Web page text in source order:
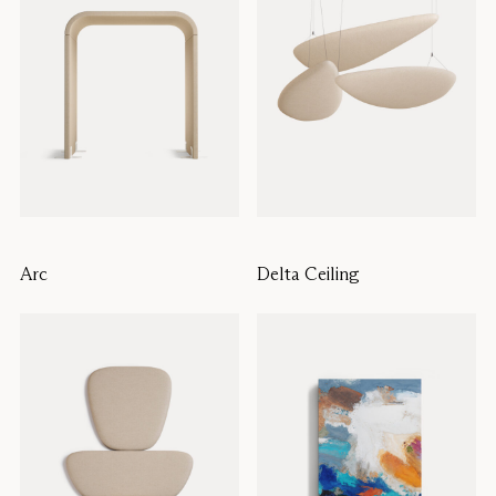
Arc Delta Ceiling